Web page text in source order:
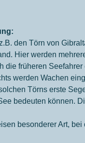
den Törn von
Hier werden
die früheren
werden Wachen
Törns erste
bedeuten können.
besonderer Art,